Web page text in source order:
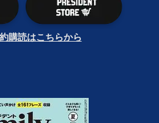
購読はこちらから